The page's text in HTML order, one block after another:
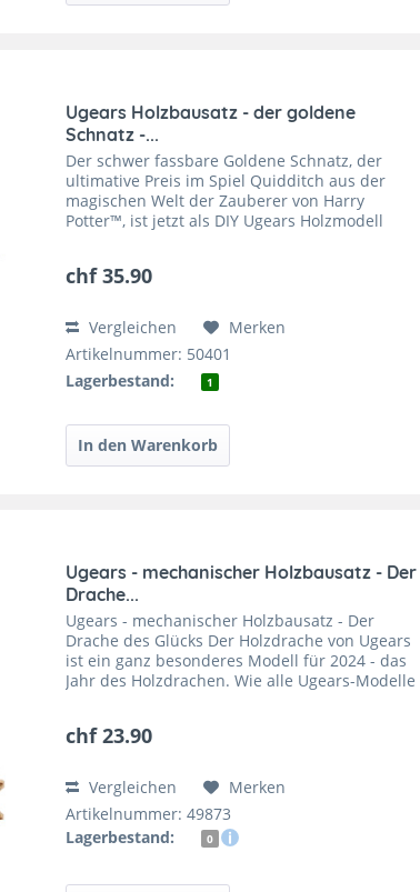
Ugears Holzbausatz - der goldene
Schnatz -...
Der schwer fassbare Goldene Schnatz, der
ultimative Preis im Spiel Quidditch aus der
magischen Welt der Zauberer von Harry
Potter™, ist jetzt als DIY Ugears Holzmodell
chf 35.90
Vergleichen
Merken
Artikelnummer: 50401
Lagerbestand:
1
Ugears - mechanischer Holzbausatz - Der
Drache...
Ugears - mechanischer Holzbausatz - Der
Drache des Glücks Der Holzdrache von Ugears
ist ein ganz besonderes Modell für 2024 - das
Jahr des Holzdrachen. Wie alle Ugears-Modelle
chf 23.90
Vergleichen
Merken
Artikelnummer: 49873
Lagerbestand:
0